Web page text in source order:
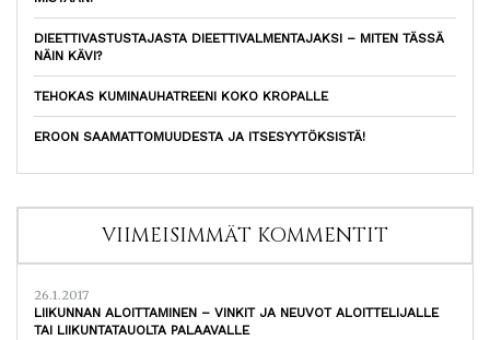
DIEETTIVASTUSTAJASTA DIEETTIVALMENTAJAKSI – MITEN TÄSSÄ
NÄIN KÄVI?
TEHOKAS KUMINAUHATREENI KOKO KROPALLE
EROON SAAMATTOMUUDESTA JA ITSESYYTÖKSISTÄ!
VIIMEISIMMÄT KOMMENTIT
26.1.2017
LIIKUNNAN ALOITTAMINEN – VINKIT JA NEUVOT ALOITTELIJALLE
TAI LIIKUNTATAUOLTA PALAAVALLE